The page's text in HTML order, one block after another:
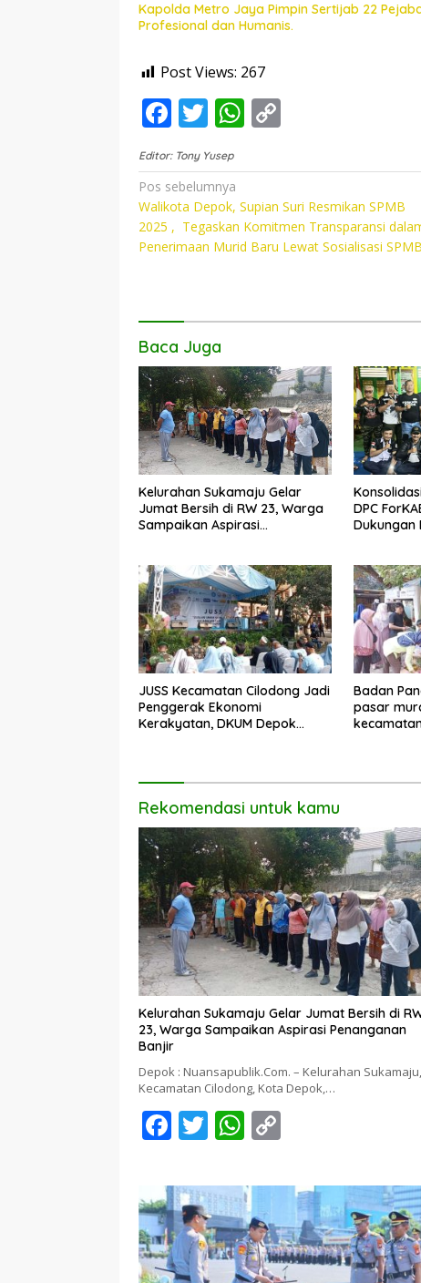
Kapolda Metro Jaya Pimpin Sertijab 22
Profesional dan Humanis.
Post Views: 267
F
ac
e
b
o
o
T
w
itt
er
W
at
s
A
p
p
y
Li
n
Editor: Tony Yusep
Navigasi
pos
Pos sebelumnya
Walikota Depok, Supian Suri Resmikan SPMB
2025 , Tegaskan Komitmen Transparansi
Penerimaan Murid Baru Lewat Sosialisasi SPMB
Baca Juga
Kelurahan Sukamaju Gelar
Jumat Bersih di RW 23, Warga
Sampaikan Aspirasi
DPC
Dukungan
JUSS Kecamatan Cilodong Jadi
Penggerak Ekonomi
Kerakyatan, DKUM Depok
Badan
pasar
Rekomendasi untuk kamu
Kelurahan Sukamaju Gelar Jumat Bersih di
23, Warga Sampaikan Aspirasi Penanganan
Banjir
Depok : Nuansapublik.Com. – Kelurahan Sukamaju,
Kecamatan Cilodong, Kota Depok,…
F
e
b
o
o
T
itt
er
W
at
s
A
p
p
Li
n